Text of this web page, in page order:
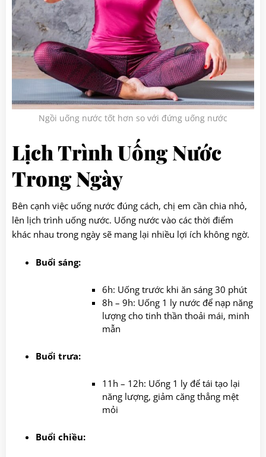
Ngồi uống nước tốt hơn so với đứng uống nước
Lịch Trình Uống Nước
Trong Ngày
Bên cạnh việc uống nước đúng cách, chị em cần chia nhỏ,
lên lịch trình uống nước. Uống nước vào các thời điểm
khác nhau trong ngày sẽ mang lại nhiều lợi ích không ngờ.
Buổi sáng:
6h: Uống trước khi ăn sáng 30 phút
8h – 9h: Uống 1 ly nước để nạp năng
lượng cho tinh thần thoải mái, minh
mẫn
Buổi trưa:
11h – 12h: Uống 1 ly để tái tạo lại
năng lượng, giảm căng thẳng mệt
mỏi
Buổi chiều: